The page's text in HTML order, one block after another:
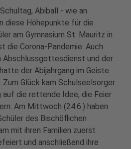
Abiball - wie an
diese Höhepunkte für die
am Gymnasium St. Mauritz in
die Corona-Pandemie. Auch
und der
der Abijahrgang im Geiste
Glück kam Schulseelsorger
auf die rettende Idee, die Feier
Am Mittwoch (24.6.) haben
des Bischöflichen
mit ihren Familien zuerst
und anschließend ihre